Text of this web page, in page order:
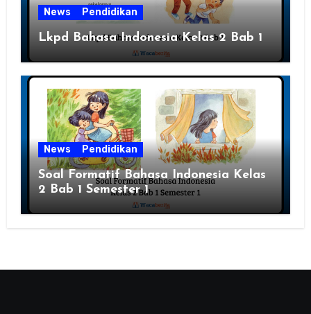
News Pendidikan
Lkpd Bahasa Indonesia Kelas 2 Bab 1
News Pendidikan
Soal Formatif Bahasa Indonesia Kelas
2 Bab 1 Semester 1